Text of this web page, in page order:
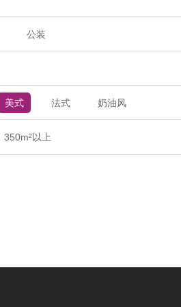
公装
美式 法式 奶油风
350m²以上